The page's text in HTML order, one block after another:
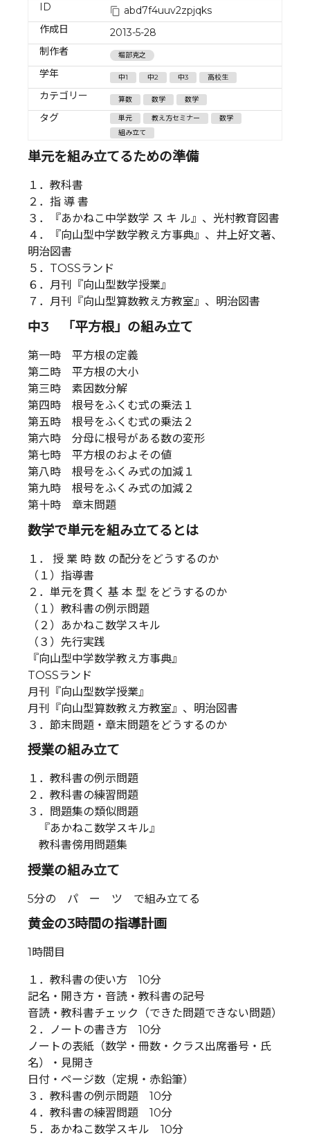
ID
abd7f4uuv2zpjqks
作成日
2013-5-28
制作者
堀部克之
学年 中1 中2 中3 高校生
カテゴリー 算数 数学 数学
タグ 単元 教え方セミナー
数学
組み立て
単元を組み立てるための準備
１．教科書
２．指 導 書
３．『あかねこ中学数学 ス キ ル』、光村教育図書
４．『向山型中学数学教え方事典』、井上好文著、
明治図書
５．TOSSランド
６．月刊『向山型数学授業』
７．月刊『向山型算数教え方教室』、明治図書
中3 「平方根」の組み立て
第一時 平方根の定義
第二時 平方根の大小
第三時 素因数分解
第四時 根号をふくむ式の乗法１
第五時 根号をふくむ式の乗法２
第六時 分母に根号がある数の変形
第七時 平方根のおよその値
第八時 根号をふくみ式の加減１
第九時 根号をふくみ式の加減２
第十時 章末問題
数学で単元を組み立てるとは
１． 授 業 時 数 の配分をどうするのか
（１）指導書
２．単元を貫く 基 本 型 をどうするのか
（１）教科書の例示問題
（２）あかねこ数学スキル
（３）先行実践
『向山型中学数学教え方事典』
TOSSランド
月刊『向山型数学授業』
月刊『向山型算数教え方教室』、明治図書
３．節末問題・章末問題をどうするのか
授業の組み立て
１．教科書の例示問題
２．教科書の練習問題
３．問題集の類似問題
『あかねこ数学スキル』
教科書傍用問題集
授業の組み立て
5分の パ ー ツ で組み立てる
黄金の3時間の指導計画
1時間目
１．教科書の使い方 10分
記名・開き方・音読・教科書の記号
音読・教科書チェック（できた問題できない問題）
２．ノートの書き方 10分
ノートの表紙（数学・冊数・クラス出席番号・氏
名）・見開き
日付・ページ数（定規・赤鉛筆）
３．教科書の例示問題 10分
４．教科書の練習問題 10分
５．あかねこ数学スキル 10分